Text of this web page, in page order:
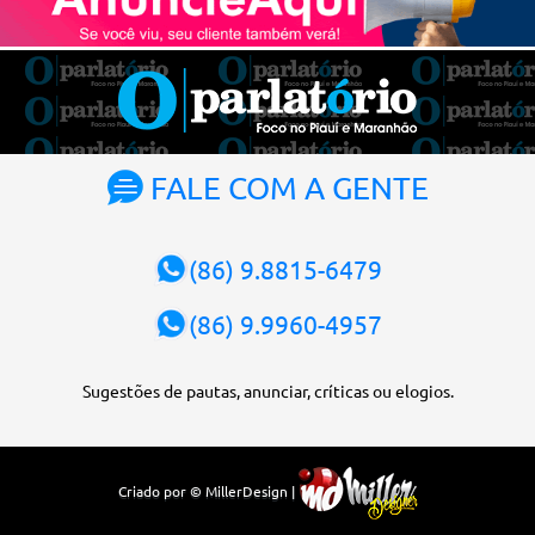
Atualmente, Fachin é o vice-presidente e, pelo critério de
antiguidade, deve assumir o cargo. Conforme o regimento interno,
o tribunal deve ser comandado pelo ministro mais antigo que
ainda não presidiu a Corte. O novo presidente vai suceder a Luís
Roberto Barroso, que completará o mandato de dois anos. Ao
cumprimentar Fachin pela eleição, Barroso afirmou que o país
tem sorte de ter o ministro na cadeira de presidente da Corte.
“Considero, pessoalmente e institucionalmente, que é uma sorte
FALE COM A GENTE
(86) 9.8815-6479
(86) 9.9960-4957
Sugestões de pautas, anunciar, críticas ou elogios.
Criado por © MillerDesign |